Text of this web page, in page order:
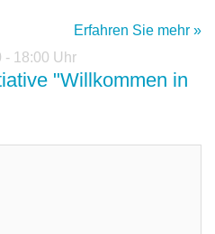
Erfahren Sie mehr »
- 18:00 Uhr
"Willkommen in